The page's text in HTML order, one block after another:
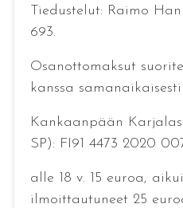
Tiedustelut: Raimo
693.
Osanottomaksut
kanssa samanaikaisesti
Kankaanpään
SP): FI91 4473 2020
alle 18 v. 15 euroa,
ilmoittautuneet 25